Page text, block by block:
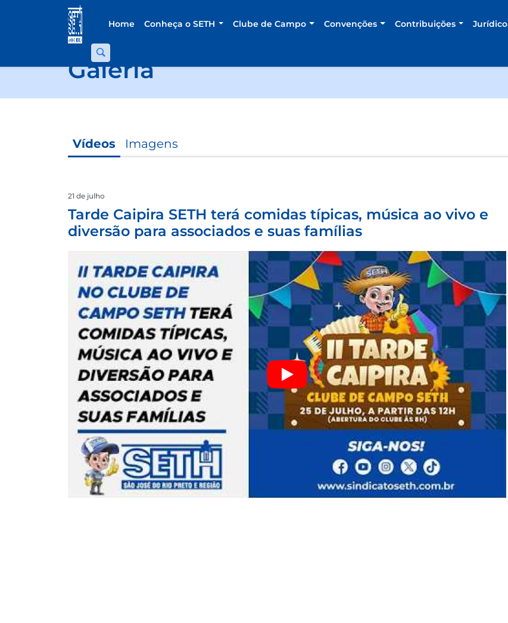
Home Conheça o SETH Clube de Campo Convenções Contribuições Jurídico
Galeria
Imagens
Vídeos
21 de julho
Tarde Caipira SETH terá comidas típicas, música ao vivo e
diversão para associados e suas famílias